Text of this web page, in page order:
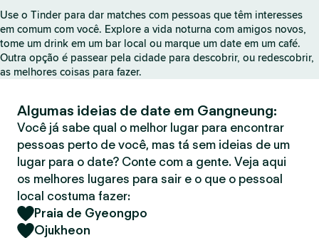
o
T
i
n
r
Use o Tinder para dar matches com pessoas que têm interesses
em comum com você. Explore a vida noturna com amigos novos,
tome um drink em um bar local ou marque um date em um café.
Outra opção é passear pela cidade para descobrir, ou redescobrir,
as melhores coisas para fazer.
Algumas ideias de date em Gangneung:
Você já sabe qual o melhor lugar para encontrar
pessoas perto de você, mas tá sem ideias de um
lugar para o date? Conte com a gente. Veja aqui
os melhores lugares para sair e o que o pessoal
local costuma fazer:
Praia de Gyeongpo
Ojukheon